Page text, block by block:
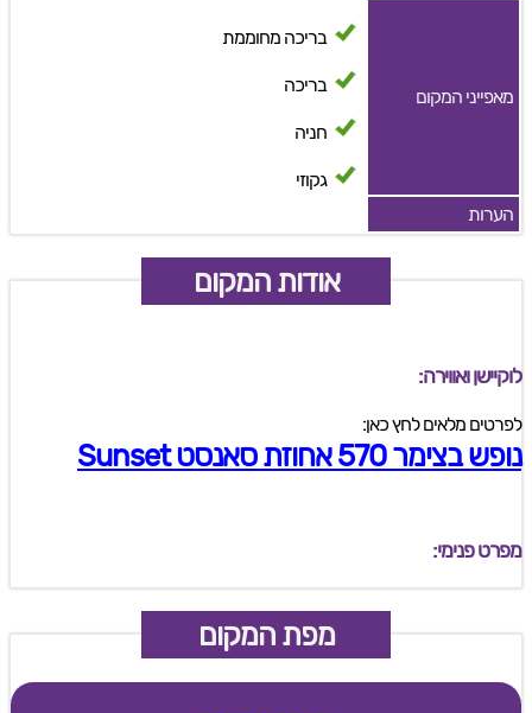
מאפייני המקום
בריכה מחוממת
בריכה
חניה
גקוזי
הערות
אודות המקום
לוקיישן ואווירה:
לפרטים מלאים לחץ כאן:
נופש בצימר 570 אחוזת סאנסט Sunset
מפרט פנימי:
מפת המקום